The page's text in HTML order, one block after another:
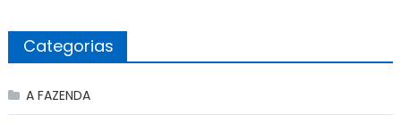
Categorias
A FAZENDA